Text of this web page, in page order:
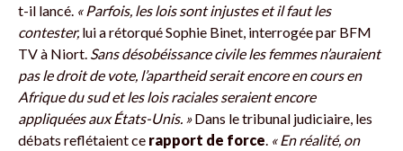
t-il lancé. « Parfois, les lois sont injustes et il faut les
contester, lui a rétorqué Sophie Binet, interrogée par BFM
TV à Niort. Sans désobéissance civile les femmes n’auraient
pas le droit de vote, l’apartheid serait encore en cours en
Afrique du sud et les lois raciales seraient encore
appliquées aux États-Unis. »Dans le tribunal judiciaire, les
débats reflétaient ce rapport de force. « En réalité, on